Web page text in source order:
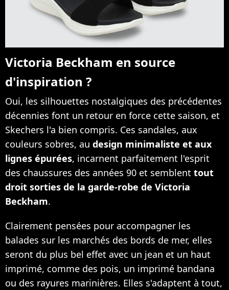
Victoria Beckham en source
d'inspiration ?
Oui, les silhouettes nostalgiques des précédentes
décennies font un retour en force cette saison, et
Skechers l'a bien compris. Ces sandales, aux
couleurs sobres, au design minimaliste et aux
lignes épurées, incarnent parfaitement l'esprit
des chaussures des années 90 et semblent tout
droit sorties de la garde-robe de Victoria
Beckham.
Clairement pensées pour accompagner les
balades sur les marchés des bords de mer, elles
seront du plus bel effet avec un jean et un haut
imprimé, comme des pois, un imprimé bandana
ou des rayures marinières. Elles s'adaptent à tout,